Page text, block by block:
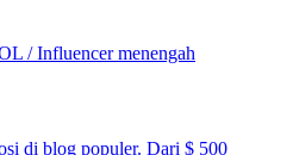
/ Influencer menengah
di blog populer. Dari $ 500